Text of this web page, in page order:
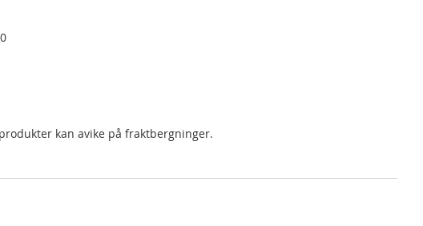
kan avike på fraktbergninger.